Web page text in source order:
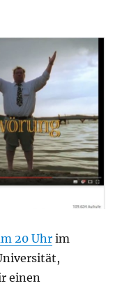
20 Uhr im
einen